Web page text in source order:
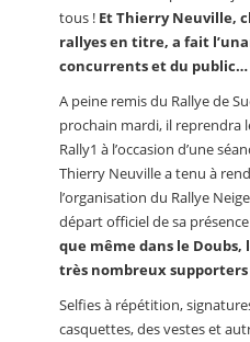
tous ! Et Thierry Neuville,
rallyes en titre, a fait
concurrents et du public…
A peine remis du Rallye de
prochain mardi, il reprendra
Rally1 à l’occasion d’une
Thierry Neuville a tenu à
l’organisation du Rallye
départ officiel de sa
que même dans le
très nombreux supporters
Selfies à répétition,
casquettes, des vestes et